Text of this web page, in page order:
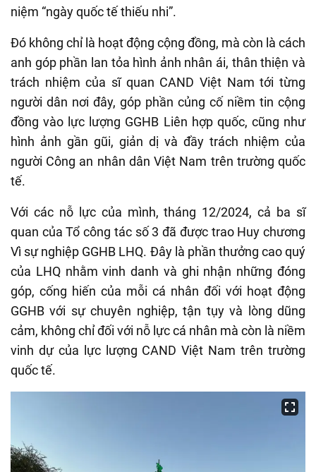
niệm “ngày quốc tế thiếu nhi”.
Đó không chỉ là hoạt động cộng đồng, mà còn là cách
anh góp phần lan tỏa hình ảnh nhân ái, thân thiện và
trách nhiệm của sĩ quan CAND Việt Nam tới từng
người dân nơi đây, góp phần củng cố niềm tin cộng
đồng vào lực lượng GGHB Liên hợp quốc, cũng như
hình ảnh gần gũi, giản dị và đầy trách nhiệm của
người Công an nhân dân Việt Nam trên trường quốc
tế.
Với các nỗ lực của mình, tháng 12/2024, cả ba sĩ
quan của Tổ công tác số 3 đã được trao Huy chương
Vì sự nghiệp GGHB LHQ. Đây là phần thưởng cao quý
của LHQ nhằm vinh danh và ghi nhận những đóng
góp, cống hiến của mỗi cá nhân đối với hoạt động
GGHB với sự chuyên nghiệp, tận tụy và lòng dũng
cảm, không chỉ đối với nỗ lực cá nhân mà còn là niềm
vinh dự của lực lượng CAND Việt Nam trên trường
quốc tế.